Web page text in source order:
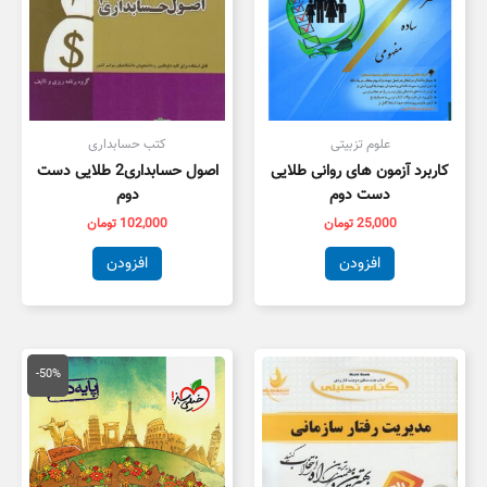
علوم تزبیتی
کاربرد آزمون های روانی طلایی
دست دوم
25,000تومان
افزودن
کتب حسابداری
اصول حسابداری2 طلایی دست
دوم
102,000 تومان
افزودن
-50%
قیمت
اصلی
50,000 تومان
بود.
قیمت
فعلی
است.